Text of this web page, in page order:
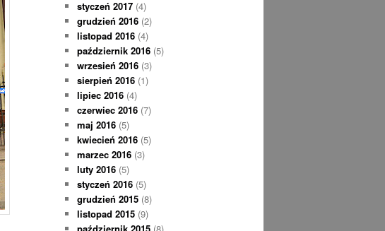
styczeń 2017 (4)
grudzień 2016 (2)
listopad 2016 (4)
październik 2016 (5)
wrzesień 2016 (3)
sierpień 2016 (1)
lipiec 2016 (4)
czerwiec 2016 (7)
maj 2016 (5)
kwiecień 2016 (5)
marzec 2016 (3)
luty 2016 (5)
styczeń 2016 (5)
grudzień 2015 (8)
listopad 2015 (9)